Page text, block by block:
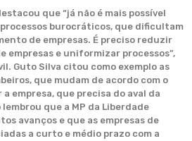
que “já não é mais possível
burocráticos, que dificultam
de empresas. É preciso reduzir
empresas e uniformizar processos”,
Guto Silva citou como exemplo as
que mudam de acordo com o
empresa, que precisa do aval da
que a MP da Liberdade
avanços e que as empresas de
a curto e médio prazo com a